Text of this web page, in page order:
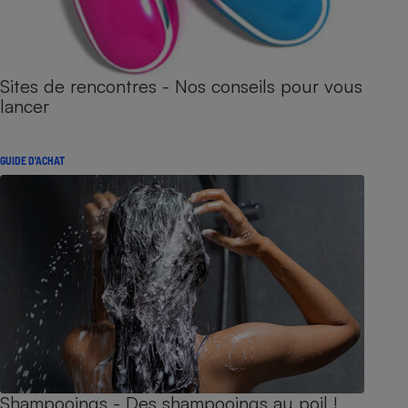
Sites de rencontres - Nos conseils pour vous
lancer
GUIDE D'ACHAT
Shampooings - Des shampooings au poil !